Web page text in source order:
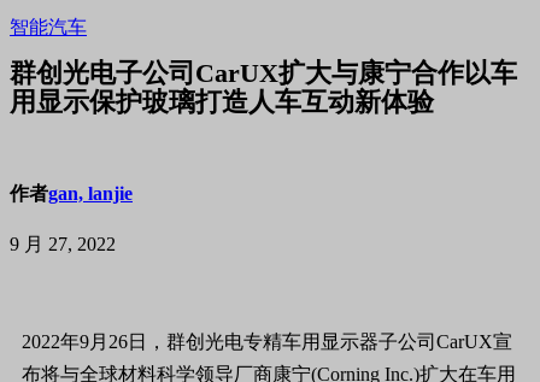
智能汽车
群创光电子公司CarUX扩大与康宁合作以车
用显示保护玻璃打造人车互动新体验
作者gan, lanjie
9 月 27, 2022
2022年9月26日，群创光电专精车用显示器子公司CarUX宣
布将与全球材料科学领导厂商康宁(Corning Inc.)扩大在车用